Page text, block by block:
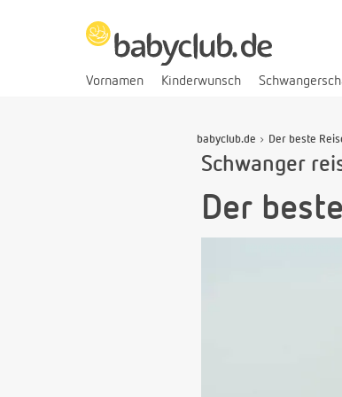
Vornamen Kinderwunsch
babyclub.de Der beste
Schwanger
Der